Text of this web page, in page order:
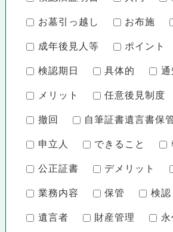
お墓引っ越し お布施
成年後見人等 ポイント
検認期日 具体的 通
メリット 任意後見制度
撤回 自筆証書遺言書保
申立人 できること
公正証書 デメリット
業務内容 保管 検認
遺言者 財産管理